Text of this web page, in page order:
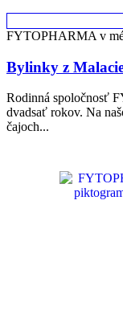
FYTOPHARMA v
Bylinky z
Rodinná spoločnosť
dvadsať rokov. Na
čajoch...